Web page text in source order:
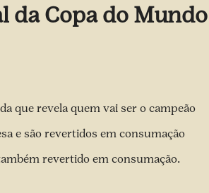
da Copa do Mundo
que revela quem vai ser o campeão
e são revertidos em consumação
revertido em consumação.